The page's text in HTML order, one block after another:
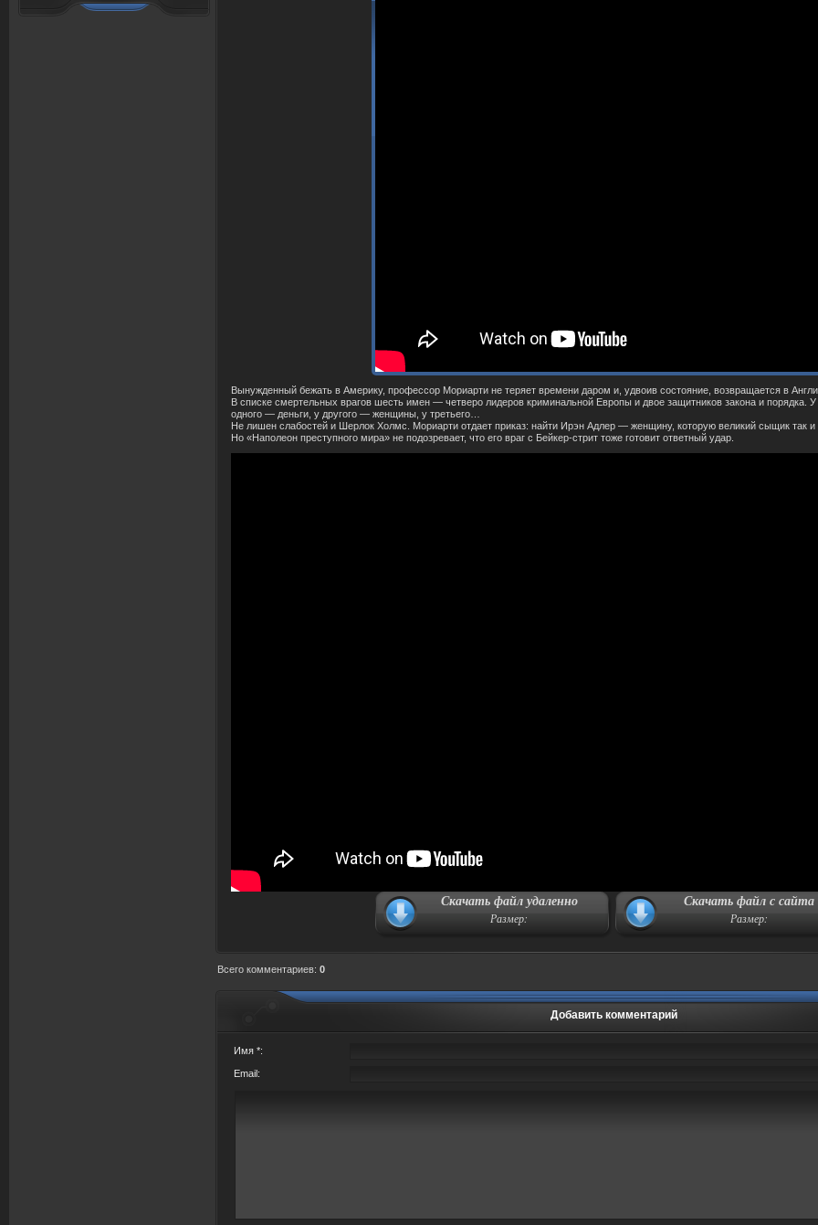
Вынужденный бежать в Америку, профессор Мориарти не теряет времени даром и, удвоив состояние, возвращается в
В списке смертельных врагов шесть имен — четверо лидеров криминальной Европы и двое защитников закона и порядка. У
одного — деньги, у другого — женщины, у третьего…
Не лишен слабостей и Шерлок Холмс. Мориарти отдает приказ: найти Ирэн Адлер — женщину, которую великий сыщик так и
Но «Наполеон преступного мира» не подозревает, что его враг с Бейкер-стрит тоже готовит ответный удар.
Скачать файл удаленно
Размер:
Скачать файл с сайта
Размер:
Всего комментариев: 0
Добавить комментарий
Имя *:
Email: